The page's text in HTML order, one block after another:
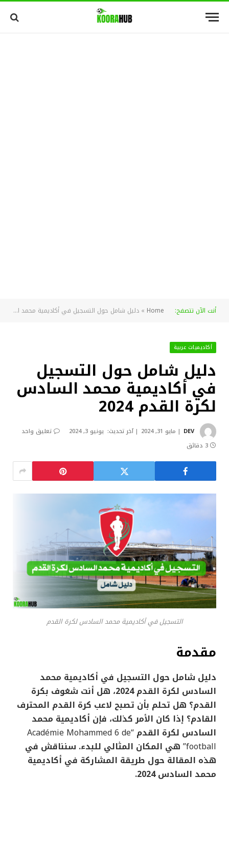
أنت الآن تتصفح: Home
» دليل شامل حول التسجيل في أكاديمية محمد السادس لكرة القدم 2024
أكاديميات عربية
دليل شامل حول التسجيل
في أكاديمية محمد السادس
لكرة القدم 2024
DEV مايو 31, 2024 آخر تحديث: يونيو 3, 2024
تعليق واحد
3 دقائق
التسجيل في أكاديمية محمد السادس لكرة القدم
مقدمة
دليل شامل حول التسجيل في أكاديمية محمد
السادس لكرة القدم 2024، هل أنت شغوف بكرة
القدم؟ هل تحلم بأن تصبح لاعب كرة القدم المحترف
القادم؟ إذا كان الأمر كذلك، فإن أكاديمية محمد
السادس لكرة القدم “Académie Mohammed 6 de
football” هي المكان المثالي للبدء. سنناقش في
هذه المقالة حول طريقة المشاركة في أكاديمية
محمد السادس 2024.